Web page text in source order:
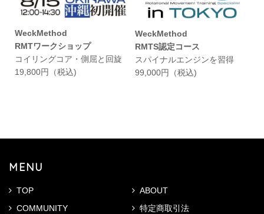
WeckMethod
RMTワークショップ
コイリングコア・側屈と回旋
19,800円（税込)
WeckMethod
RMTS認定コース
スパイナルエンジンを習得
99,000円（税込)
MENU
TOP
ABOUT
COMMUNITY
特定商取引法